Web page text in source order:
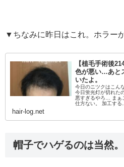
▼ちなみに昨日はこれ。ホラー
【植毛手術後
色が悪い…あと
いたよ。
今日のニツクはこん
今日蛍光灯が切れた
悪すぎるやろ… まぁ
仕方ない。 加工する
hair-log.net
帽子でハゲるのは当然。